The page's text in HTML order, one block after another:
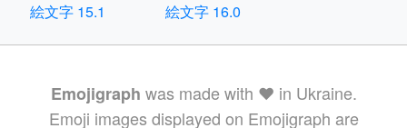
絵文字 15.1
絵文字 16.0
Emojigraph was made with ❤️ in Ukraine.
Emoji images displayed on Emojigraph are